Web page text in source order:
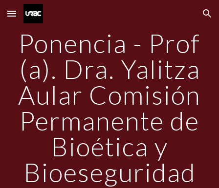
Skip to main content Skip to navigation
Ponencia - Prof
(a). Dra. Yalitza
Aular Comisión
Permanente de
Bioética y
Bioeseguridad